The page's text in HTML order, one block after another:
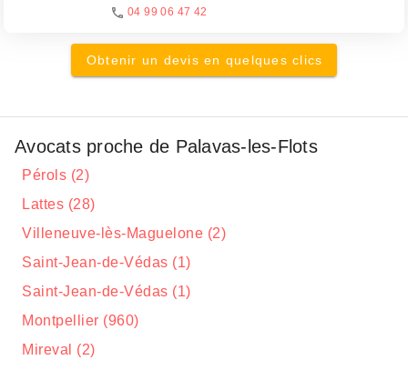
04 99 06 47 42
Obtenir un devis en quelques clics
Avocats proche de Palavas-les-Flots
Pérols (2)
Lattes (28)
Villeneuve-lès-Maguelone (2)
Saint-Jean-de-Védas (1)
Saint-Jean-de-Védas (1)
Montpellier (960)
Mireval (2)